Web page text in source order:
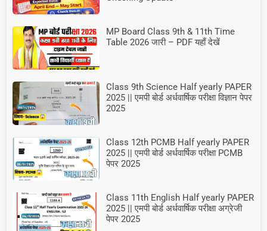
MP Board Class 9th & 11th Time
Table 2026 जारी – PDF यहाँ देखें
Class 9th Science Half yearly PAPER
2025 || एमपी बोर्ड अर्धवार्षिक परीक्षा विज्ञान पेपर
2025
Class 12th PCMB Half yearly PAPER
2025 || एमपी बोर्ड अर्धवार्षिक परीक्षा PCMB
पेपर 2025
Class 11th English Half yearly PAPER
2025 || एमपी बोर्ड अर्धवार्षिक परीक्षा अग्रेजी
पेपर 2025